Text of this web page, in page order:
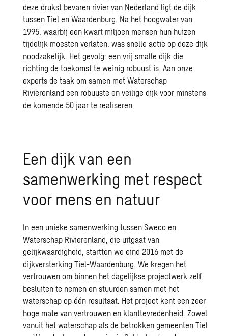
deze drukst bevaren rivier van Nederland ligt de dijk
tussen Tiel en Waardenburg. Na het hoogwater van
1995, waarbij een kwart miljoen mensen hun huizen
tijdelijk moesten verlaten, was snelle actie op deze dijk
noodzakelijk. Het gevolg: een vrij smalle dijk die
richting de toekomst te weinig robuust is. Aan onze
experts de taak om samen met Waterschap
Rivierenland een robuuste en veilige dijk voor minstens
de komende 50 jaar te realiseren.
Een dijk van een
samenwerking met respect
voor mens en natuur
In een unieke samenwerking tussen Sweco en
Waterschap Rivierenland, die uitgaat van
gelijkwaardigheid, startten we eind 2016 met de
dijkversterking Tiel-Waardenburg. We kregen het
vertrouwen om binnen het dagelijkse projectwerk zelf
besluiten te nemen en stuurden samen met het
waterschap op één resultaat. Het project kent een zeer
hoge mate van vertrouwen en klanttevredenheid. Zowel
vanuit het waterschap als de betrokken gemeenten Tiel